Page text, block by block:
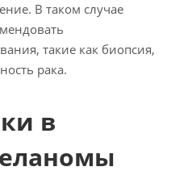
В таком случае
такие как биопсия,
рака.
в